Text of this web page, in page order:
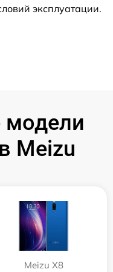
эксплуатации.
модели
Meizu
Meizu X8